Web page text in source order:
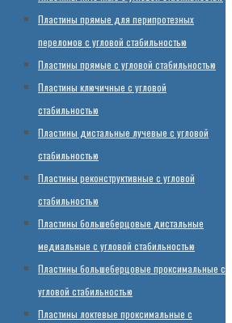
Пластины прямые для перипротезных
переломов с угловой стабильностью
Пластины прямые с угловой стабильностью
Пластины ключичные с угловой
стабильностью
Пластины дистальные лучевые с угловой
стабильностью
Пластины реконструктивные с угловой
стабильностью
Пластины большеберцовые дистальные
медиальные с угловой стабильностью
Пластины большеберцовые проксимальные с
угловой стабильностью
Пластины локтевые проксимальные с